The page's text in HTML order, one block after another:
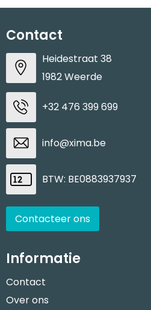
Contact
Heidestraat 38
1982 Weerde
+32 476 399 699
info@xima.be
BTW: BE0883937937
Contacteer ons
Informatie
Contact
Over ons